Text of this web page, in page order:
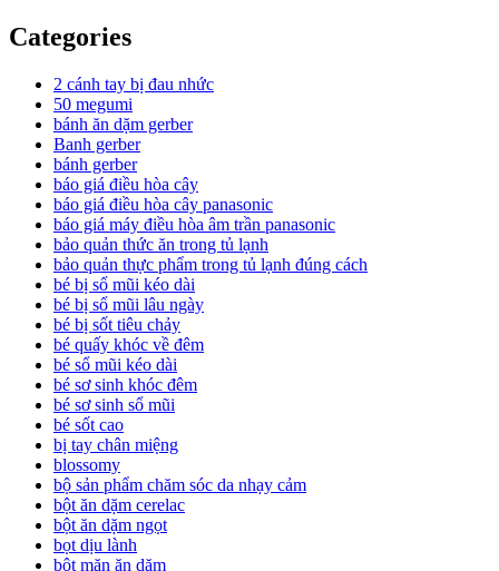
Categories
2 cánh tay bị đau nhức
50 megumi
bánh ăn dặm gerber
Banh gerber
bánh gerber
báo giá điều hòa cây
báo giá điều hòa cây panasonic
báo giá máy điều hòa âm trần panasonic
bảo quản thức ăn trong tủ lạnh
bảo quản thực phẩm trong tủ lạnh đúng cách
bé bị sổ mũi kéo dài
bé bị sổ mũi lâu ngày
bé bị sốt tiêu chảy
bé quấy khóc về đêm
bé sổ mũi kéo dài
bé sơ sinh khóc đêm
bé sơ sinh sổ mũi
bé sốt cao
bị tay chân miệng
blossomy
bộ sản phẩm chăm sóc da nhạy cảm
bột ăn dặm cerelac
bột ăn dặm ngọt
bọt dịu lành
bột mặn ăn dặm